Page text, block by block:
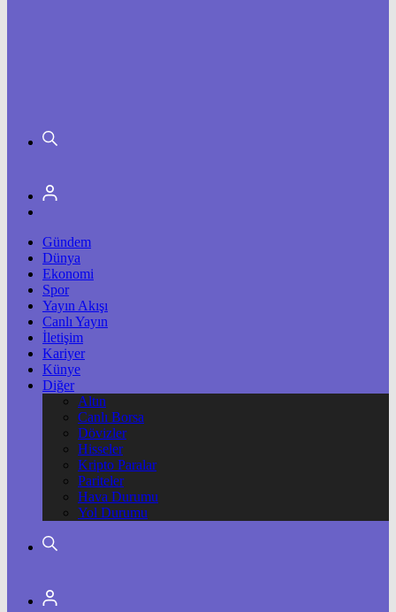
Gündem
Dünya
Ekonomi
Spor
Yayın Akışı
Canlı Yayın
İletişim
Kariyer
Künye
Diğer
Altın
Canlı Borsa
Dövizler
Hisseler
Kripto Paralar
Pariteler
Hava Durumu
Yol Durumu